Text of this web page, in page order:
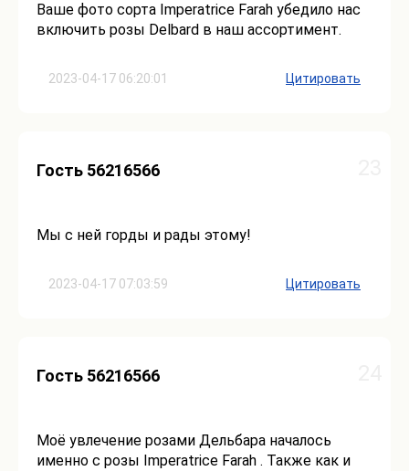
2023-04-17 06:20:01
Ваше фото сорта Imperatrice Farah убедило нас
включить розы Delbard в наш ассортимент.
Цитировать
2023-04-17 07:03:59
Гость 56216566
Мы с ней горды и рады этому!
Цитировать
Гость 56216566
Моё увлечение розами Дельбара началось
именно с розы Imperatrice Farah . Также как и